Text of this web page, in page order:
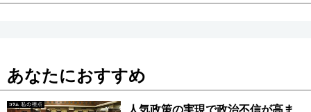
あなたにおすすめ
人気政策の実現で政治不信が高ま